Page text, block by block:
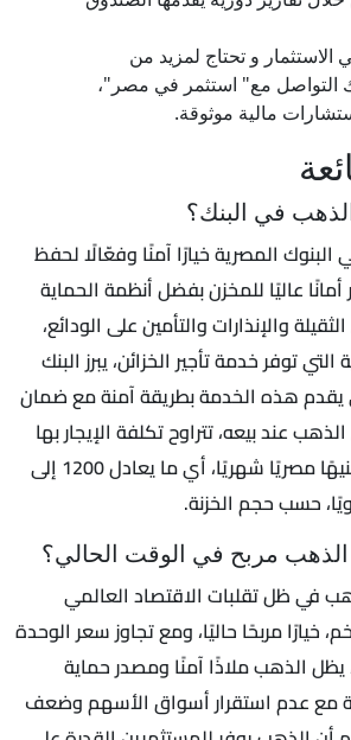
الاستثمار و تحتاج لمزيد من
التواصل مع" استثمر في مصر"،
مالية موثوقة.
في البنك؟
المصرية خيارًا آمنًا وفعّالًا لحفظ
أمانًا عاليًا للمخزن بفضل أنظمة الحماية
والإنذارات والتأمين على الودائع،
توفر خدمة تأجير الخزائن، يبرز البنك
يقدم هذه الخدمة بطريقة آمنة مع ضمان
عند بيعه، تتراوح تكلفة الإيجار بها
ما بين 100 إلى 250 جنيهًا مصريًا شهريًا، أي ما يعادل 1200 إلى
مربح في الوقت الحالي؟
في ظل تقلبات الاقتصاد العالمي
خيارًا مربحًا حاليًا، ومع تجاوز سعر الوحدة
دولار في 2024، يظل الذهب ملاذًا آمنًا ومصدر حماية
مع عدم استقرار أسواق الأسهم وضعف